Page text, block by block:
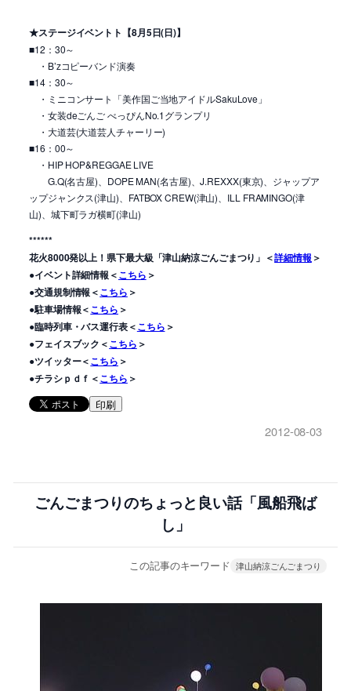
★ステージイベントト【8月5日(日)】
■12：30～
・B’zコピーバンド演奏
■14：30～
・ミニコンサート「美作国ご当地アイドルSakuLove」
・女装deごんご べっぴんNo.1グランプリ
・大道芸(大道芸人チャーリー)
■16：00～
・HIP HOP&REGGAE LIVE
G.Q(名古屋)、DOPE MAN(名古屋)、J.REXXX(東京)、ジャップア
ップジャンクス(津山)、FATBOX CREW(津山)、ILL FRAMINGO(津
山)、城下町ラガ横町(津山)
******
花火8000発以上！県下最大級「津山納涼ごんごまつり」＜詳細情報 ＞
●イベント詳細情報＜こちら ＞
●交通規制情報＜こちら ＞
●駐車場情報＜こちら ＞
●臨時列車・バス運行表＜こちら ＞
●フェイスブック＜こちら ＞
●ツイッター＜こちら ＞
●チラシｐｄｆ＜こちら ＞
印刷
2012-08-03
ごんごまつりのちょっと良い話「風船飛ば
し」
この記事のキーワード 津山納涼ごんごまつり